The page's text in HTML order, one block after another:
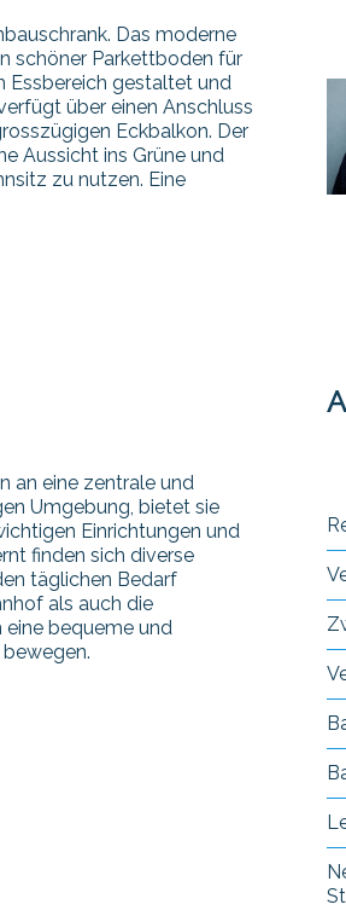
Das moderne
schöner Parkettboden für
Essbereich gestaltet und
über einen Anschluss
Eckbalkon. Der
Aussicht ins Grüne und
zu nutzen. Eine
an eine zentrale und
Umgebung, bietet sie
Einrichtungen und
finden sich diverse
täglichen Bedarf
als auch die
eine bequeme und